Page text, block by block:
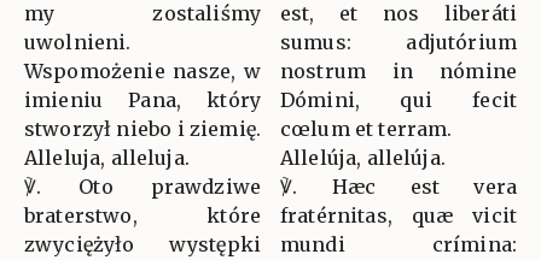
my zostaliśmy
uwolnieni.
Wspomożenie nasze, w
imieniu Pana, który
stworzył niebo i ziemię.
Alleluja, alleluja.
℣. Oto prawdziwe
braterstwo, które
zwyciężyło występki
est, et nos liberáti
sumus: adjutórium
nostrum in nómine
Dómini, qui fecit
cœlum et terram.
Allelúja, allelúja.
℣. Hæc est vera
fratérnitas, quæ vicit
mundi crímina: